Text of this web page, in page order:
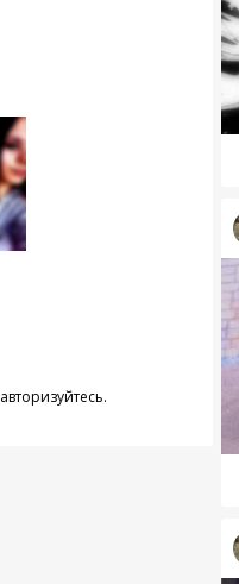
авторизуйтесь.